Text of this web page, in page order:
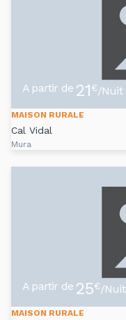
A partir de 21€/Nuit
MAISON RURALE
Cal Vidal
Mura
A partir de 25€/Nuit
MAISON RURALE